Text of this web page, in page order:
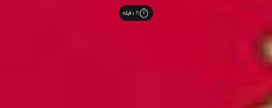
11 دقیقه